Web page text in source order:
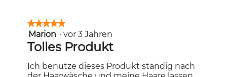
.
★★★★★
★★★★★
5
von
5
Sternen.
Marion · vor 3 Jahren
Tolles Produkt
Ich benutze dieses Produkt ständig nach